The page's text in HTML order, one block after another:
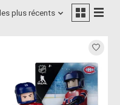
plus récents